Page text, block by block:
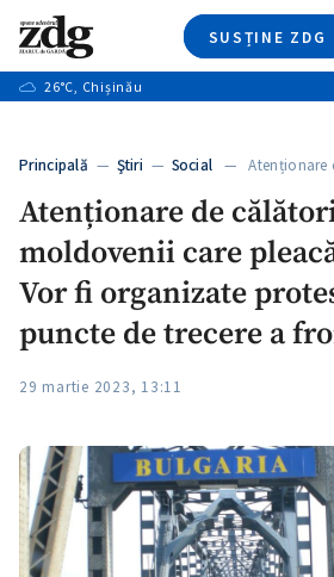
SUSȚINE ZDG
+7
+1
+1
+2
Caută
26°C, Chișinău
Principală — Ştiri — Social — Atenționare
Atenționare de
moldovenii care
Vor fi organizate
puncte de trecere a
29 martie 2023, 13:11